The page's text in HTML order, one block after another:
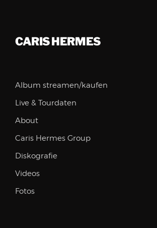
CARIS HERMES
Album streamen/kaufen
Live & Tourdaten
About
Caris Hermes Group
Diskografie
Videos
Fotos